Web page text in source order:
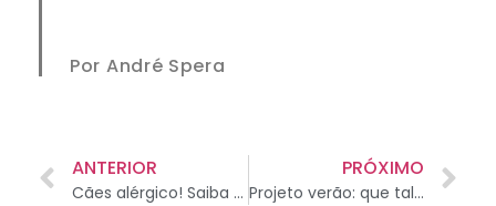
Por André Spera
ANTERIOR
Cães alérgico! Saiba mais sobre alergia canina
PRÓXIMO
Projeto verão: que tal entrar em forma com o seu amicão?